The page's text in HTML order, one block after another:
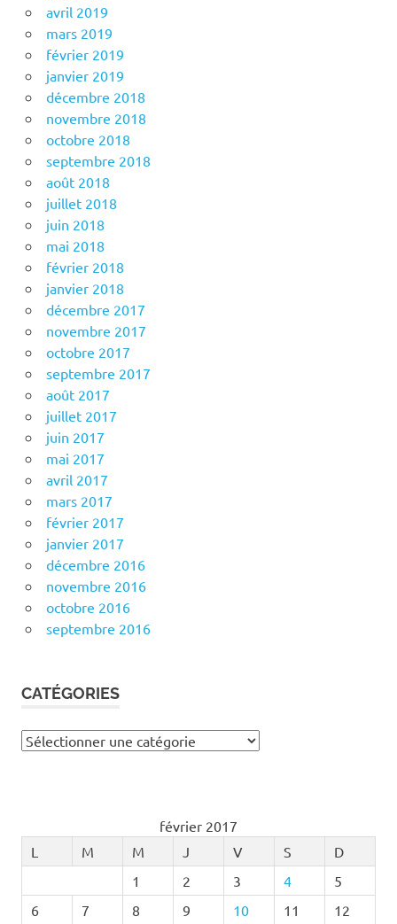
avril 2019
mars 2019
février 2019
janvier 2019
décembre 2018
novembre 2018
octobre 2018
septembre 2018
août 2018
juillet 2018
juin 2018
mai 2018
février 2018
janvier 2018
décembre 2017
novembre 2017
octobre 2017
septembre 2017
août 2017
juillet 2017
juin 2017
mai 2017
avril 2017
mars 2017
février 2017
janvier 2017
décembre 2016
novembre 2016
octobre 2016
septembre 2016
CATÉGORIES
Catégories
février 2017
L
M M J V S
D
1
2 3 4
5
6
7 8 9 10 11 12